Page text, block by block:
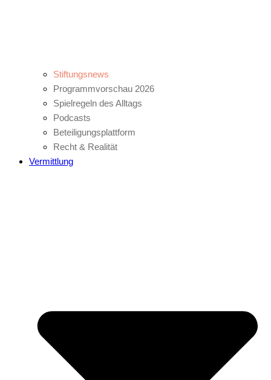
Stiftungsnews
Programmvorschau 2026
Spielregeln des Alltags
Podcasts
Beteiligungsplattform
Recht & Realität
Vermittlung